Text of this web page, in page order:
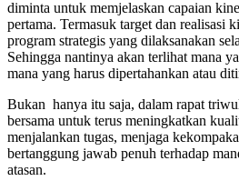
diminta untuk memjelaskan capaian
pertama. Termasuk target dan realisasi
program strategis yang dilaksanakan
Sehingga nantinya akan terlihat mana
mana yang harus dipertahankan atau
Bukan hanya itu saja, dalam rapat
bersama untuk terus meningkatkan
menjalankan tugas, menjaga
bertanggung jawab penuh terhadap
atasan.